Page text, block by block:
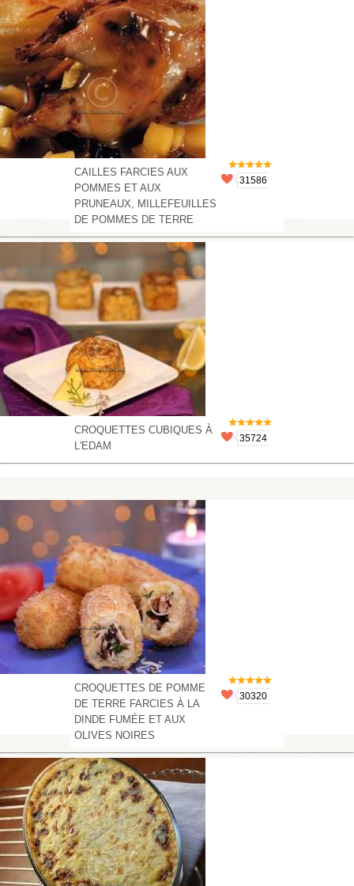
CAILLES FARCIES AUX
POMMES ET AUX
PRUNEAUX, MILLEFEUILLES
DE POMMES DE TERRE
31586
CROQUETTES CUBIQUES À
L'EDAM
35724
CROQUETTES DE POMME
DE TERRE FARCIES À LA
DINDE FUMÉE ET AUX
OLIVES NOIRES
30320